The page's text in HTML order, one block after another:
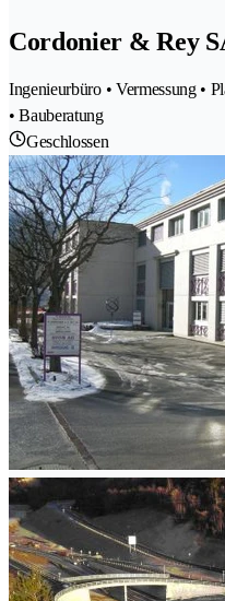
Cordonier & Rey
Ingenieurbüro • Vermessung •
• Bauberatung
Geschlossen